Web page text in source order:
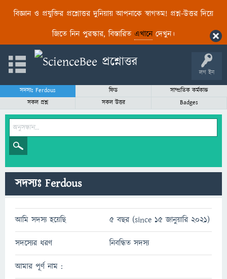
বিজ্ঞান ও প্রযুক্তির প্রশ্নোত্তর দুনিয়ায় আপনাকে স্বাগতম! প্রশ্ন-উত্তর দিয়ে
জিতে নিন পুরস্কার, বিস্তারিত এখানেদেখুন।
লগ ইন
সদস্যঃ Ferdous ফিড
সাম্প্রতিক কর্মকান্ড
সকল প্রশ্ন
সকল উত্তর Badges
সদস্যঃ Ferdous
আমি সদস্য হয়েছি 5 বছর (since 15 জানুয়ারি 2021)
সদস্যের ধরণ নিবন্ধিত সদস্য
আমার পূর্ণ নাম :